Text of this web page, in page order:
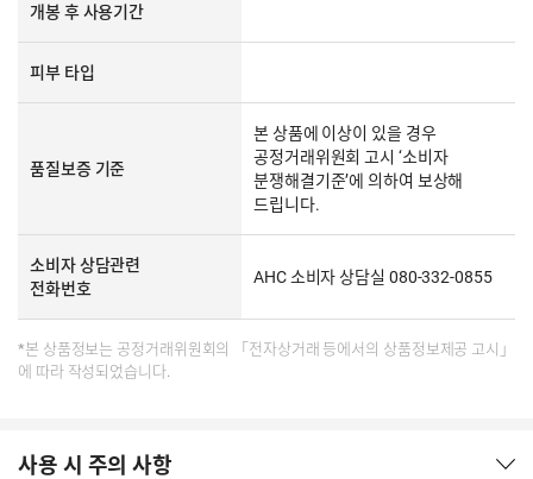
개봉 후 사용기간
피부 타입
품질보증 기준
본 상품에 이상이 있을 경우
공정거래위원회 고시 ‘소비자
분쟁해결기준’에 의하여 보상해
드립니다.
소비자 상담관련
전화번호
AHC 소비자 상담실 080-332-0855
*본 상품정보는 공정거래위원회의 「전자상거래 등에서의 상품정보제공 고시」
에 따라 작성되었습니다.
사용 시 주의 사항